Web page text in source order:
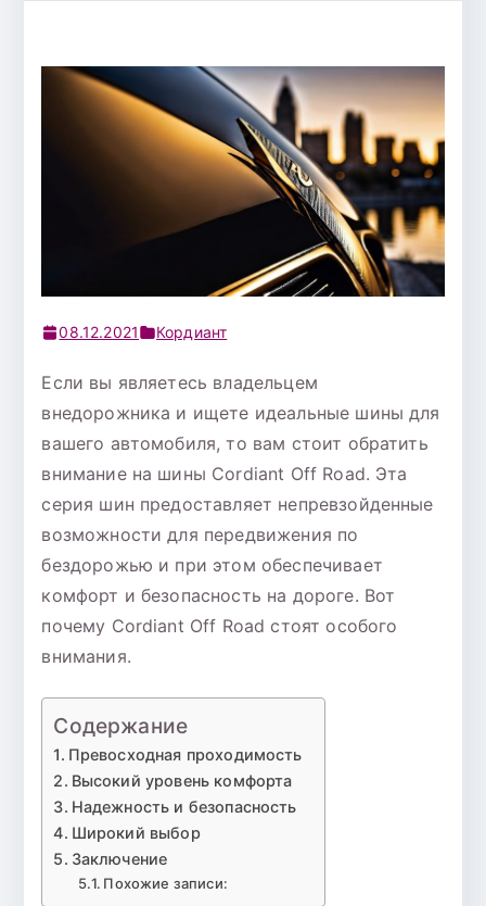
08.12.2021 Кордиант
Если вы являетесь владельцем
внедорожника и ищете идеальные шины для
вашего автомобиля, то вам стоит обратить
внимание на шины Cordiant Off Road. Эта
серия шин предоставляет непревзойденные
возможности для передвижения по
бездорожью и при этом обеспечивает
комфорт и безопасность на дороге. Вот
почему Cordiant Off Road стоят особого
внимания.
Содержание
Превосходная проходимость
Высокий уровень комфорта
Надежность и безопасность
Широкий выбор
Заключение
Похожие записи: